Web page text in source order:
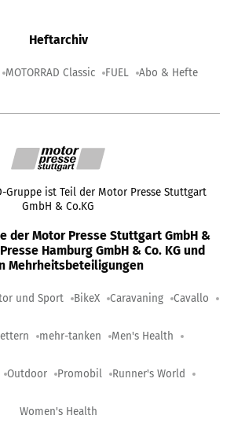
Heftarchiv
MOTORRAD Classic FUEL Abo & Hefte
Gruppe ist Teil der Motor Presse Stuttgart
GmbH & Co.KG
der Motor Presse Stuttgart GmbH &
Hamburg GmbH & Co. KG und
Mehrheitsbeteiligungen
und Sport BikeX Caravaning Cavallo
mehr-tanken Men's Health
Outdoor Promobil Runner's World
Women's Health